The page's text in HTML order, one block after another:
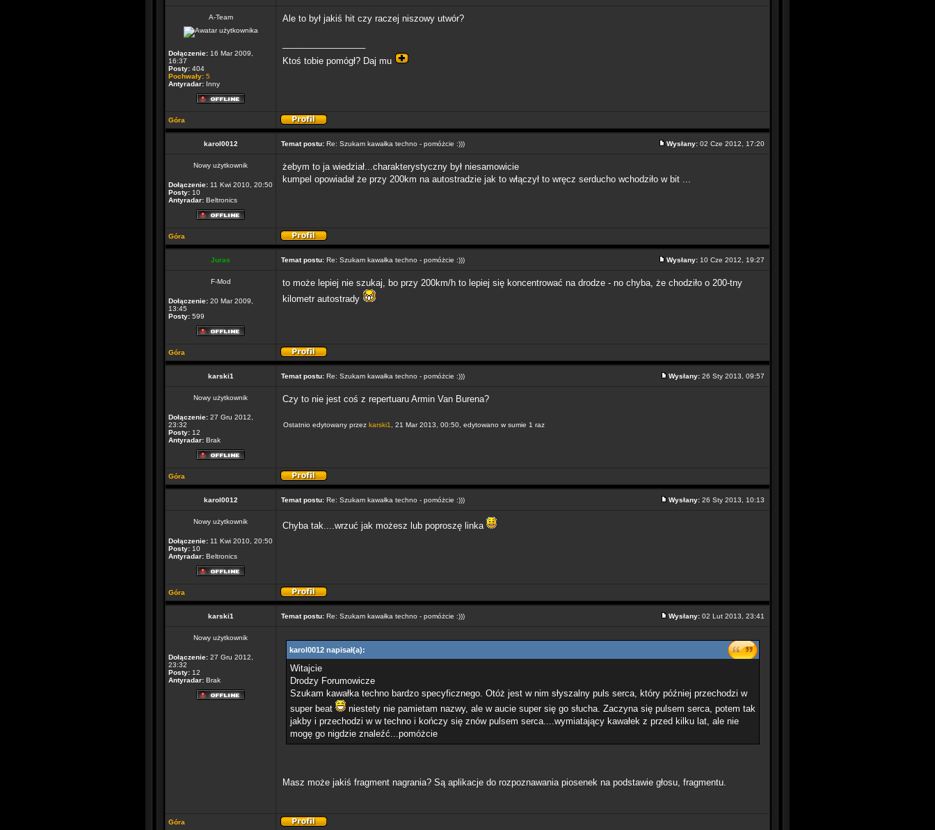
A-Team
Dołączenie: 16 Mar 2009,
16:37
Posty: 404
Pochwały: 5
Antyradar: Inny
Ale to był jakiś hit czy raczej niszowy utwór?
Ktoś tobie pomógł? Daj mu
Góra
karol0012 Temat postu: Re: Szukam kawałka techno - pomóżcie :))) Wysłany: 02 Cze 2012, 17:20
Nowy użytkownik
Dołączenie: 11 Kwi 2010, 20:50
Posty: 10
Antyradar: Beltronics
żebym to ja wiedział...charakterystyczny był niesamowicie
kumpel opowiadał że przy 200km na autostradzie jak to włączył to wręcz serducho wchodziło w bit ...
Góra
Juras Temat postu: Re: Szukam kawałka techno - pomóżcie :))) Wysłany: 10 Cze 2012, 19:27
F-Mod
Dołączenie: 20 Mar 2009,
13:45
Posty: 599
to może lepiej nie szukaj, bo przy 200km/h to lepiej się koncentrować na drodze - no chyba, że chodziło o 200-tny
kilometr autostrady
Góra
karski1 Temat postu: Re: Szukam kawałka techno - pomóżcie :))) Wysłany: 26 Sty 2013, 09:57
Nowy użytkownik
Dołączenie: 27 Gru 2012,
23:32
Posty: 12
Antyradar: Brak
Czy to nie jest coś z repertuaru Armin Van Burena?
Ostatnio edytowany przez karski1 , 21 Mar 2013, 00:50, edytowano w sumie 1 raz
Góra
karol0012 Temat postu: Re: Szukam kawałka techno - pomóżcie :))) Wysłany: 26 Sty 2013, 10:13
Nowy użytkownik
Dołączenie: 11 Kwi 2010, 20:50
Posty: 10
Antyradar: Beltronics
Chyba tak....wrzuć jak możesz lub poproszę linka
Góra
karski1 Temat postu: Re: Szukam kawałka techno - pomóżcie :))) Wysłany: 02 Lut 2013, 23:41
Nowy użytkownik
Dołączenie: 27 Gru 2012,
23:32
Posty: 12
Antyradar: Brak
karol0012 napisał(a):
Witajcie
Drodzy Forumowicze
Szukam kawałka techno bardzo specyficznego. Otóż jest w nim słyszalny puls serca, który później przechodzi w
super beat
niestety nie pamietam nazwy, ale w aucie super się go słucha. Zaczyna się pulsem serca, potem tak
jakby i przechodzi w w techno i kończy się znów pulsem serca....wymiatający kawałek z przed kilku lat, ale nie
mogę go nigdzie znaleźć...pomóżcie
Masz może jakiś fragment nagrania? Są aplikacje do rozpoznawania piosenek na podstawie głosu, fragmentu.
Góra